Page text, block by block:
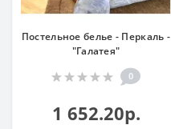
Постельное белье - Перкаль -
"Галатея"
0
1 652.20р.